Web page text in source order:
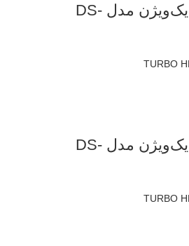
دوربین مداربسته هایک‌ویژن مدل DS-
دوربین مداربسته هایک‌ویژن مدل DS-